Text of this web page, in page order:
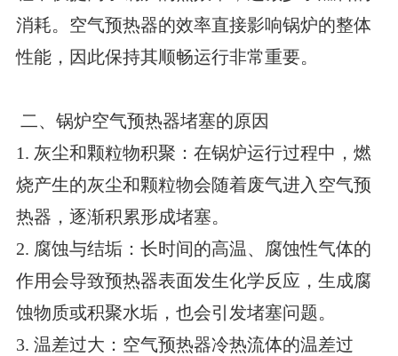
消耗。空气预热器的效率直接影响锅炉的整体
性能，因此保持其顺畅运行非常重要。
二、锅炉空气预热器堵塞的原因
1. 灰尘和颗粒物积聚：在锅炉运行过程中，燃
烧产生的灰尘和颗粒物会随着废气进入空气预
热器，逐渐积累形成堵塞。
2. 腐蚀与结垢：长时间的高温、腐蚀性气体的
作用会导致预热器表面发生化学反应，生成腐
蚀物质或积聚水垢，也会引发堵塞问题。
3. 温差过大：空气预热器冷热流体的温差过